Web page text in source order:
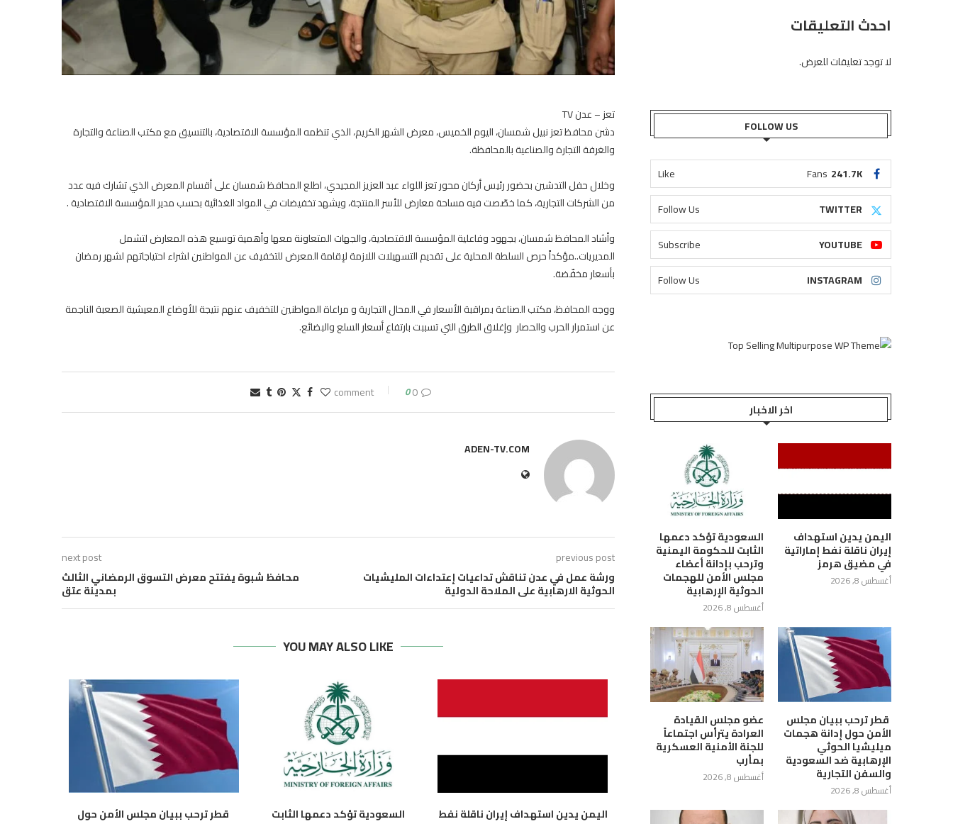
تعز – عدن TV
دشن محافظ تعز نبيل شمسان، اليوم الخميس، معرض الشهر الكريم، الذي تنظمه المؤسسة الاقتصادية، بالتنسيق مع مكتب الصناعة والتجارة
والغرفة التجارة والصناعية بالمحافظة.
وخلال حفل التدشين بحضور رئيس أركان محور تعز اللواء عبد العزيز المجيدي، اطلع المحافظ شمسان على أقسام المعرض الذي تشارك فيه عدد
من الشركات التجارية، كما خصّصت فيه مساحة معارض للأسر المنتجة، ويشهد تخفيضات في المواد الغذائية بحسب مدير المؤسسة الاقتصادية .
وأشاد المحافظ شمسان، بجهود وفاعلية المؤسسة الاقتصادية، والجهات المتعاونة معها وأهمية توسيع هذه المعارض لتشمل
المديريات..مؤكداً حرص السلطة المحلية على تقديم التسهيلات اللازمة لإقامة المعرض للتخفيف عن المواطنين لشراء احتياجاتهم لشهر رمضان
بأسعار مخفّضة.
ووجه المحافظ، مكتب الصناعة بمراقبة الأسعار في المحال التجارية و مراعاة المواطنين للتخفيف عنهم نتيجة للأوضاع المعيشية الصعبة الناجمة
عن استمرار الحرب والحصار وإغلاق الطرق التي تسببت بارتفاع أسعار السلع والبضائع.
0 comment
0
ADEN-TV.COM
previous post
ورشة عمل في عدن تناقش تداعيات إعتداءات المليشيات
الحوثية الارهابية على الملاحة الدولية
next post
محافظ شبوة يفتتح معرض التسوق الرمضاني الثالث
بمدينة عتق
YOU MAY ALSO LIKE
الثقافة تدين استهداف
وزارة النقل: محاولة المليشيات
اليمن يدين استهداف إيران ناقلة نفط
السعودية تؤكد دعمها الثابت
‏ قطر ترحب ببيان مجلس الأمن حول
احدث التعليقات
لا توجد تعليقات للعرض.
FOLLOW US
241.7K
Fans
Like
TWITTER
Follow Us
YOUTUBE
Subscribe
INSTAGRAM
Follow Us
اخر الاخبار
اليمن يدين استهداف
إيران ناقلة نفط إماراتية
في مضيق هرمز
أغسطس 8, 2026
السعودية تؤكد دعمها
الثابت للحكومة اليمنية
وترحب بإدانة أعضاء
مجلس الأمن للهجمات
الحوثية الإرهابية
أغسطس 8, 2026
‏ قطر ترحب ببيان مجلس
الأمن حول إدانة هجمات
ميليشيا الحوثي
الإرهابية ضد السعودية
والسفن التجارية
أغسطس 8, 2026
عضو مجلس القيادة
العرادة يترأس اجتماعاً
للجنة الأمنية العسكرية
بمأرب
أغسطس 8, 2026